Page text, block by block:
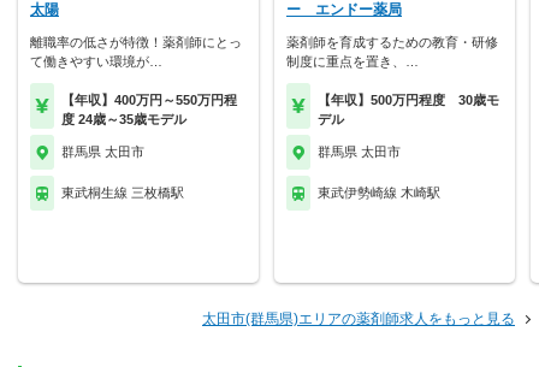
太陽
離職率の低さが特徴！薬剤師にとっ
て働きやすい環境が…
【年収】400万円～550万円程
度 24歳～35歳モデル
群馬県 太田市
東武桐生線 三枚橋駅
ー エンドー薬局
薬剤師を育成するための教育・研修
制度に重点を置き、…
【年収】500万円程度 30歳モ
デル
群馬県 太田市
東武伊勢崎線 木崎駅
太田市(群馬県)エリアの薬剤師求人をもっと見る